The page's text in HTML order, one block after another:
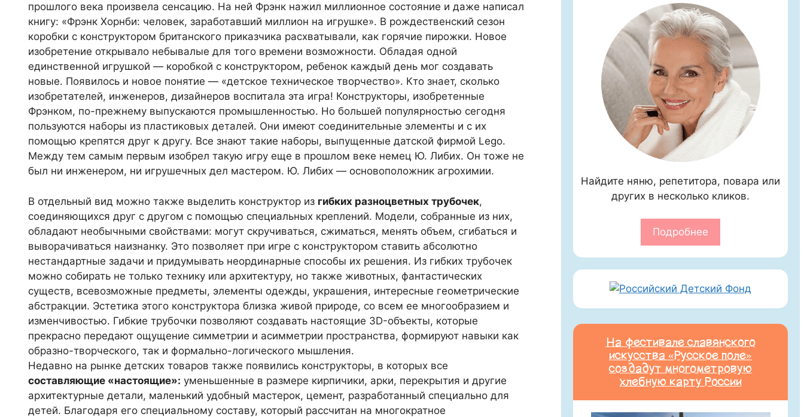
прошлого века произвела сенсацию. На ней Фрэнк нажил миллионное состояние и даже написал
книгу: «Фрэнк Хорнби: человек, заработавший миллион на игрушке». В рождественский сезон
коробки с конструктором британского приказчика расхватывали, как горячие пирожки. Новое
изобретение открывало небывалые для того времени возможности. Обладая одной
единственной игрушкой — коробкой с конструктором, ребенок каждый день мог создавать
новые. Появилось и новое понятие — «детское техническое творчество». Кто знает, сколько
изобретателей, инженеров, дизайнеров воспитала эта игра! Конструкторы, изобретенные
Фрэнком, по-прежнему выпускаются промышленностью. Но большей популярностью сегодня
пользуются наборы из пластиковых деталей. Они имеют соединительные элементы и с их
помощью крепятся друг к другу. Все знают такие наборы, выпущенные датской фирмой Lego.
Между тем самым первым изобрел такую игру еще в прошлом веке немец Ю. Либих. Он тоже не
был ни инженером, ни игрушечных дел мастером. Ю. Либих — основоположник агрохимии.
В отдельный вид можно также выделить конструктор из гибких разноцветных трубочек,
соединяющихся друг с другом с помощью специальных креплений. Модели, собранные из них,
обладают необычными свойствами: могут скручиваться, сжиматься, менять объем, сгибаться и
выворачиваться наизнанку. Это позволяет при игре с конструктором ставить абсолютно
нестандартные задачи и придумывать неординарные способы их решения. Из гибких трубочек
можно собирать не только технику или архитектуру, но также животных, фантастических
существ, всевозможные предметы, элементы одежды, украшения, интересные геометрические
абстракции. Эстетика этого конструктора близка живой природе, со всем ее многообразием и
изменчивостью. Гибкие трубочки позволяют создавать настоящие 3D-объекты, которые
прекрасно передают ощущение симметрии и асимметрии пространства, формируют навыки как
образно-творческого, так и формально-логического мышления.
Недавно на рынке детских товаров также появились конструкторы, в которых все
составляющие «настоящие»: уменьшенные в размере кирпичики, арки, перекрытия и другие
архитектурные детали, маленький удобный мастерок, цемент, разработанный специально для
детей. Благодаря его специальному составу, который рассчитан на многократное
Найдите няню, репетитора, повара или
других в несколько кликов.
Подробнее
На фестивале славянского
искусства «Русское поле»
создадут многометровую
хлебную карту России